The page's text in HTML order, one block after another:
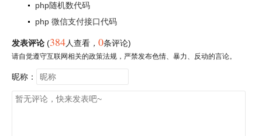
php随机数代码
php 微信支付接口代码
发表评论 (384人查看 ， 0条评论)
请自觉遵守互联网相关的政策法规，严禁发布色情、暴力、反动的言论。
昵称：